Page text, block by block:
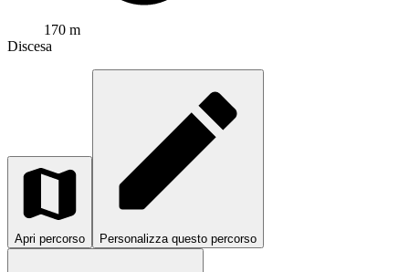
170 m
Discesa
Apri percorso Personalizza questo percorso